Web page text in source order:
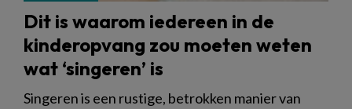
Dit is waarom iedereen in de
kinderopvang zou moeten weten
wat ‘singeren’ is
Singeren is een rustige, betrokken manier van